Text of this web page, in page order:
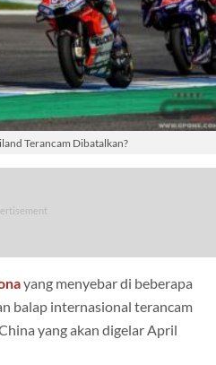
Terancam Dibatalkan?
yang menyebar di beberapa
balap internasional terancam
yang akan digelar April